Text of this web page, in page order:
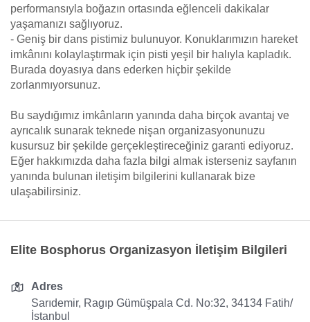
performansıyla boğazın ortasında eğlenceli dakikalar
yaşamanızı sağlıyoruz.
- Geniş bir dans pistimiz bulunuyor. Konuklarımızın hareket
imkânını kolaylaştırmak için pisti yeşil bir halıyla kapladık.
Burada doyasıya dans ederken hiçbir şekilde
zorlanmıyorsunuz.
Bu saydığımız imkânların yanında daha birçok avantaj ve
ayrıcalık sunarak teknede nişan organizasyonunuzu
kusursuz bir şekilde gerçekleştireceğiniz garanti ediyoruz.
Eğer hakkımızda daha fazla bilgi almak isterseniz sayfanın
yanında bulunan iletişim bilgilerini kullanarak bize
ulaşabilirsiniz.
Elite Bosphorus Organizasyon İletişim Bilgileri
Adres
Sarıdemir, Ragıp Gümüşpala Cd. No:32, 34134 Fatih/
İstanbul